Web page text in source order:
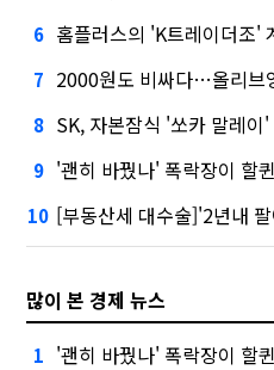
6 홈플러스의 'K트레이더조
7 2000원도 비싸다…올리브영,
8 SK, 자본잠식 '쏘카 말레이
9 '괜히 바꿨나' 폭락장이 할퀸
10 [부동산세 대수술]'2년내
많이 본 경제 뉴스
1 '괜히 바꿨나' 폭락장이 할퀸